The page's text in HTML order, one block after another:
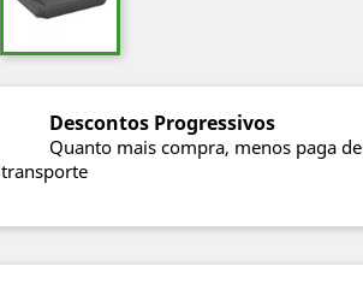
Descontos Progressivos
Quanto mais compra, menos paga de
transporte